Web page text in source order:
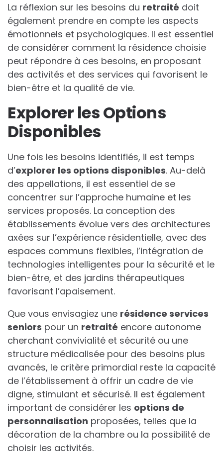
La réflexion sur les besoins du retraité doit
également prendre en compte les aspects
émotionnels et psychologiques. Il est essentiel
de considérer comment la résidence choisie
peut répondre à ces besoins, en proposant
des activités et des services qui favorisent le
bien-être et la qualité de vie.
Explorer les Options
Disponibles
Une fois les besoins identifiés, il est temps
d’explorer les options disponibles. Au-delà
des appellations, il est essentiel de se
concentrer sur l’approche humaine et les
services proposés. La conception des
établissements évolue vers des architectures
axées sur l’expérience résidentielle, avec des
espaces communs flexibles, l’intégration de
technologies intelligentes pour la sécurité et le
bien-être, et des jardins thérapeutiques
favorisant l’apaisement.
Que vous envisagiez une résidence services
seniors pour un retraité encore autonome
cherchant convivialité et sécurité ou une
structure médicalisée pour des besoins plus
avancés, le critère primordial reste la capacité
de l’établissement à offrir un cadre de vie
digne, stimulant et sécurisé. Il est également
important de considérer les options de
personnalisation proposées, telles que la
décoration de la chambre ou la possibilité de
choisir les activités.